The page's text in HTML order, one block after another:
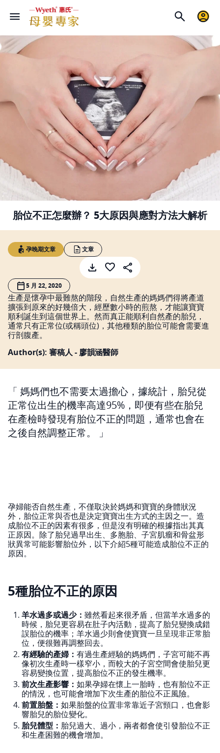
胎位不正怎麼辦？ 5大原因與應對方法大解析
孕晚期文章 文章
5 月 22, 2020
生產是懷孕中最難熬的階段，自然生產的媽媽們得將產道
擴張到原來的好幾倍大，經歷數小時的煎熬，才能讓寶寶
順利誕生到這個世界上。然而真正能順利自然產的胎兒，
通常只有正常位(或稱頭位)，其他種類的胎位可能會需要進
行剖腹產。
Author(s): 審稿人 - 廖韻涵醫師
媽媽們也不需要太過擔心，據統計，胎兒從
正常位出生的機率高達95%，即便有些在胎兒
在產檢時發現有胎位不正的問題，通常也會在
之後自然調整正常。
孕婦能否自然生產，不僅取決於媽媽和寶寶的身體狀況
外，胎位正常與否也是決定寶寶出生方式的主因之一。造
成胎位不正的因素有很多，但是沒有明確的根據指出其真
正原因。除了胎兒過早出生、多胞胎、子宮肌瘤和骨盆形
狀異常可能影響胎位外，以下介紹5種可能造成胎位不正的
原因。
5種胎位不正的原因
羊水過多或過少： 雖然看起來很矛盾，但當羊水過多的
時候，胎兒更容易在肚子內活動，提高了胎兒變換成錯
誤胎位的機率；羊水過少則會使寶寶一旦呈現非正常胎
位，便很難再調整回去。
有經驗的產婦： 有過生產經驗的媽媽們，子宮可能不再
像初次生產時一樣窄小，而較大的子宮空間會使胎兒更
容易變換位置，提高胎位不正的發生機率。
前次生產影響： 如果孕婦在懷上一胎時，也有胎位不正
的情況，也可能會增加下次生產的胎位不正風險。
前置胎盤： 如果胎盤的位置非常靠近子宮頸口，也會影
響胎兒的胎位變化。
胎兒體型： 胎兒過大、過小，兩者都會使引發胎位不正
和生產困難的機會增加。